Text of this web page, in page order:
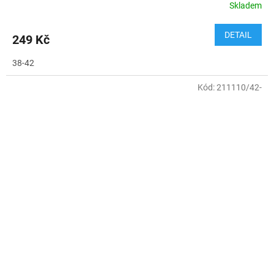
Skladem
249 Kč DETAIL
38-42
Kód:211110/42-